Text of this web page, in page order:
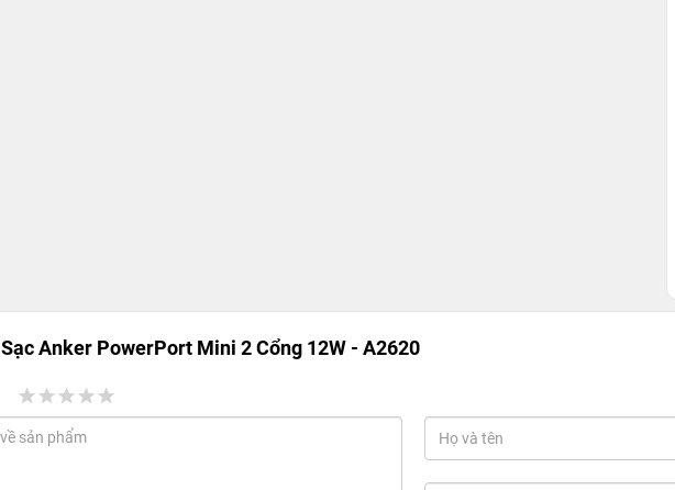
Sạc Anker PowerPort Mini 2 Cổng 12W - A2620